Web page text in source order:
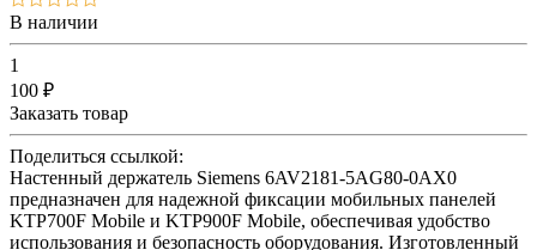
В наличии
1
100 ₽
Заказать товар
Поделиться ссылкой:
Настенный держатель Siemens 6AV2181-5AG80-0AX0
предназначен для надежной фиксации мобильных панелей
KTP700F Mobile и KTP900F Mobile, обеспечивая удобство
использования и безопасность оборудования. Изготовленный